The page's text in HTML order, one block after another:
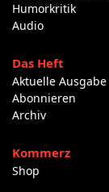
Humorkritik
Audio
Das Heft
Aktuelle Ausgabe
Abonnieren
Archiv
Kommerz
Shop